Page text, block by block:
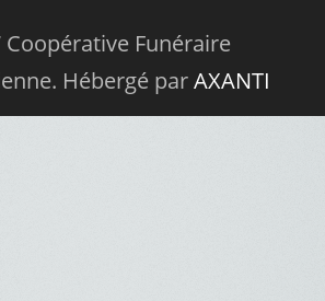
Funéraire
Hébergé parAXANTI